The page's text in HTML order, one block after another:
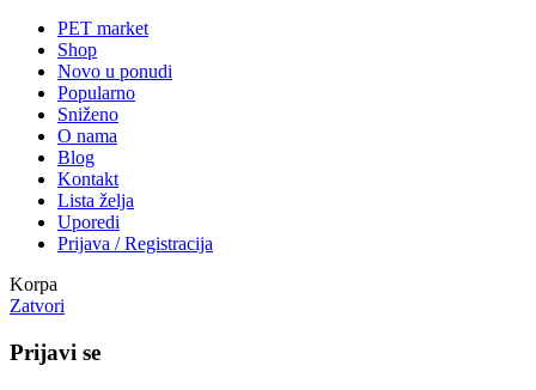
PET market
Shop
Novo u ponudi
Popularno
Sniženo
O nama
Blog
Kontakt
Lista želja
Uporedi
Prijava / Registracija
Korpa
Zatvori
Prijavi se